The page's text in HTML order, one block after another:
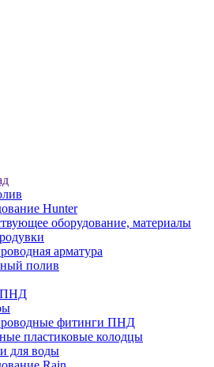
Hunter
оборудование, материалы
арматура
полив
ПНД
фитинги ПНД
пластиковые колодцы
для воды